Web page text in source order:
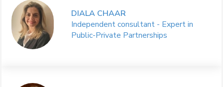
DIALA CHAAR
Independent consultant - Expert in
Public-Private Partnerships